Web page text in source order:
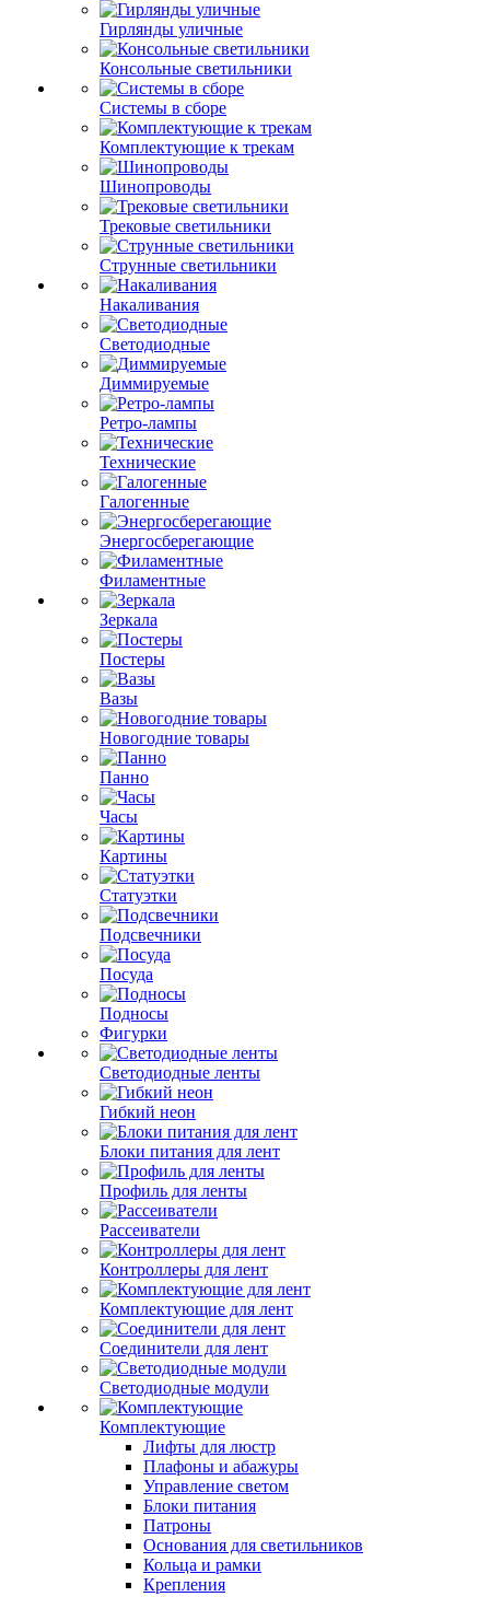
Гирлянды уличные
Консольные светильники
Системы в сборе
Комплектующие к трекам
Шинопроводы
Трековые светильники
Струнные светильники
Накаливания
Светодиодные
Диммируемые
Ретро-лампы
Технические
Галогенные
Энергосберегающие
Филаментные
Зеркала
Постеры
Вазы
Новогодние товары
Панно
Часы
Картины
Статуэтки
Подсвечники
Посуда
Подносы
Фигурки
Светодиодные ленты
Гибкий неон
Блоки питания для лент
Профиль для ленты
Рассеиватели
Контроллеры для лент
Комплектующие для лент
Соединители для лент
Светодиодные модули
Комплектующие
Лифты для люстр
Плафоны и абажуры
Управление светом
Блоки питания
Патроны
Основания для светильников
Кольца и рамки
Крепления